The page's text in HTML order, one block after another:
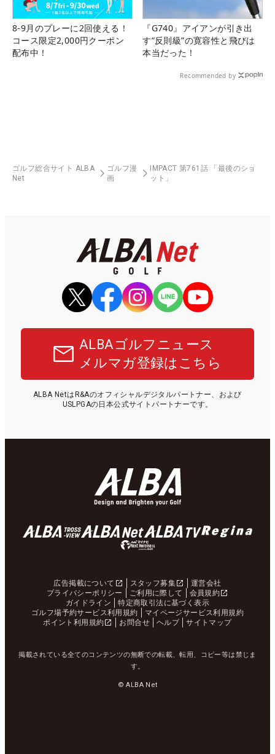
8-9月のプレーに2回使える！
コース限定2,000円クーポン
配布中！
『G740』アイアンが引き出
す“反則級”の寛容性と飛びは
本当だった！
Recommended by
ゴルフ総合サイト ALBA
Net
ゴルフ漫
画
IMPACT 第761話 「最後のショ
ット」
ALBAゴルフニュース
メルマガ登録はこちら
ALBA NetはR&Aのオフィシャルデジタルパートナー、および
USLPGAの日本公式サイトパートナーです。
広告掲載について スタッフ募集
運営会社
プライバシーポリシー
ご利用に際して
会員規約
ガイドライン
特定商取引法に基づく表示
ゴルフ場予約サービス利用規約
マイページサービス利用規約
ポイント利用規約
お問合せ ヘルプ サイトマップ
掲載されている全てのコンテンツの無断での転載、転用、コピー等は禁じま
す。
© ALBA Net